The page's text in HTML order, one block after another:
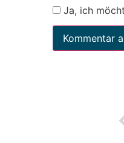
Ja, ich